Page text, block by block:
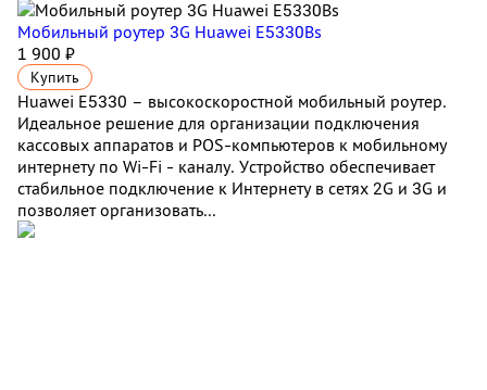
Мобильный роутер 3G Huawei E5330Bs
1 900 ₽
Купить
Huawei E5330 – высокоскоростной мобильный роутер.
Идеальное решение для организации подключения
кассовых аппаратов и POS-компьютеров к мобильному
интернету по Wi-Fi - каналу. Устройство обеспечивает
стабильное подключение к Интернету в сетях 2G и 3G и
позволяет организовать...